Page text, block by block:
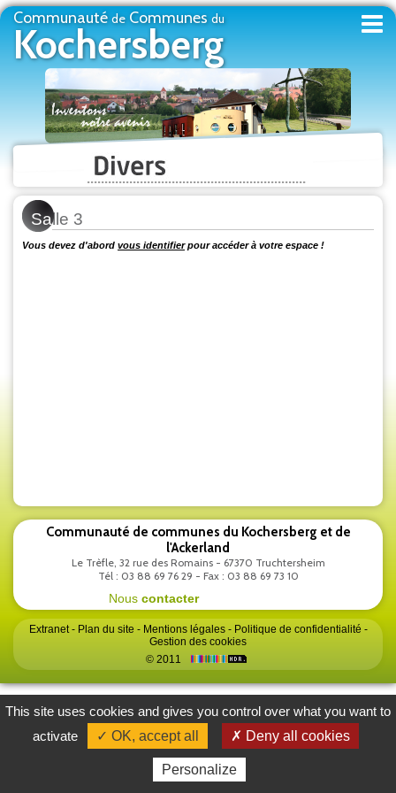
Communauté de Communes du
Kochersberg
Salle 3
Vous devez d'abord vous identifierpour accéder à votre espace !
Communauté de communes du Kochersberg et de
l'Ackerland
Le Trèfle, 32 rue des Romains - 67370 Truchtersheim
Tél : 03 88 69 76 29 - Fax : 03 88 69 73 10
Nous contacter
Extranet- Plan du site - Mentions légales- Politique de confidentialité -
Gestion des cookies
© 2011
This site uses cookies and gives you control over what you want to
activate
✓ OK, accept all ✗ Deny all cookies
Personalize